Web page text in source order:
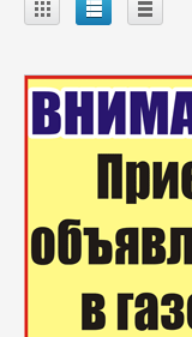
A B C